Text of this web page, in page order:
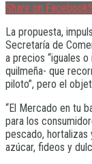
Share on Facebook
La propuesta,
Secretaría de
a precios “iguales
quilmeña- que
piloto”, pero el
“El Mercado en tu
para los
pescado, hortalizas
azúcar, fideos y